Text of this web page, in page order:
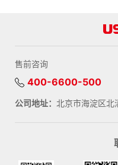
售前咨询
400-6600-500
公司地址： 北京市海淀区